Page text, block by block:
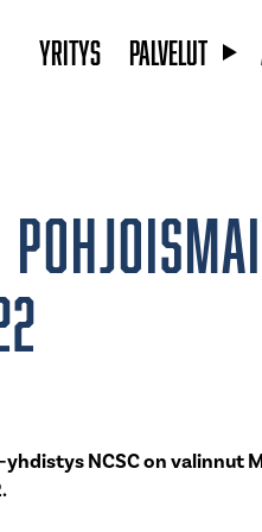
Yritys Palvelut
NCSC on valinnut